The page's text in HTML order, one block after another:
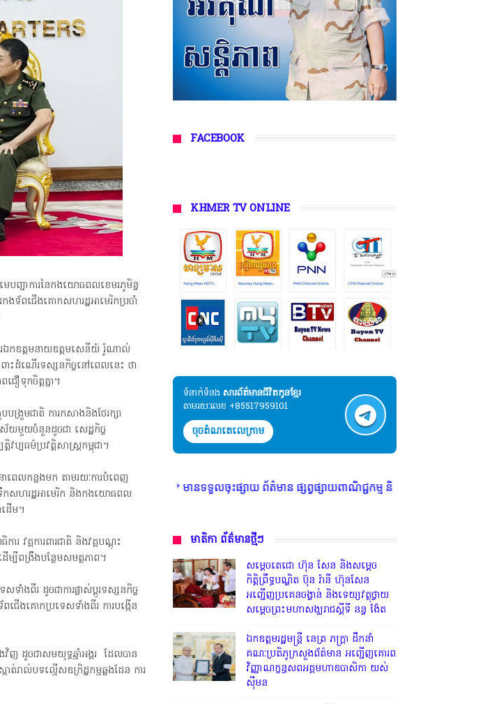
បញ្ជាការនៃកងយោធពលខេមរភូមិន្ទ
ងទ័ពជើងគោកសហរដ្ឋអាមេរិកប្រចាំ
រឯកឧត្តមនាយឧត្តមសេនីយ៍ រ៉ូណាល់
ពោះដំណើរទស្សនកិច្ចនៅពេលនេះ ថា
ឿទុកចិត្តគ្នា។
ង្រួមជាតិ ការកសាងនិងថែរក្សា
ស័យមួយចំនួនដូចជា សេដ្ឋកិច្ច
បធម៌ប្រវត្តិសាស្ត្រកម្ពុជា។
ាពេលកន្លងមក តាមរយៈការបំពេញ
ងទឹកសហរដ្ឋអាមេរិក និងកងយោធពល
ើម។
វគ្គការពារជាតិ និងវគ្គបណ្តុះ
ម្បីពង្រឹងបន្ថែមសមត្ថភាព។
ាំងពីរ ដូចជាការផ្លាស់ប្តូរទស្សនកិច្ច
ពជើងគោកប្រទេសទាំងពីរ ការបង្កើន
វិញ ដូចជាសមយុទ្ធឆ្មាំអង្គរ ដែលបាន
ាត់រាល់បទល្មើសឧក្រិដ្ឋកម្មឆ្លងដែន ការ
FACEBOOK
KHMER TV ONLINE
ទំនាក់ទំនង​​ សារព័ត៌មានជីវិតកូនខ្មែរ
តាមរយៈលេខ +85517959101
ចុចតំណតេលេក្រាម
រីភាពសារព័ត៌មាន * មានទទួលចុះផ្សាយ ព័ត៌មាន ផ្សព្វផ្សាយពាណិជ្ជកម្ម និងរចនាគេហទំព័រ Tel:017959101
មាតិកា ព័ត៌មានថ្មីៗ
សម្តេចតេជោ ហ៊ុន សែន និងសម្ដេច
កិត្តិព្រឹទ្ធបណ្ឌិត ប៊ុន រ៉ានី ហ៊ុនសែន
អញ្ជើញប្រគេនចង្ហាន់ និងទេយ្យវត្ថុថ្វាយ
សម្តេចព្រះមហាសង្ឃរាជស្តីទី នន្ទ ង៉ែត
ឯកឧត្តមរដ្ឋមន្ត្រី នេត្រ ភក្ត្រា ដឹកនាំ
គណៈប្រតិភូក្រសួងព័ត៌មាន អញ្ជើញគោរព
វិញ្ញាណក្ខន្ធសពអគ្គមហាឧបាសិកា យស់
ស៊ីមន